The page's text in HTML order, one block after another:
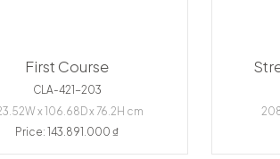
First Course
CLA-421-203
x 106.68D x 76.2H cm
Price: 143.891.000 ₫